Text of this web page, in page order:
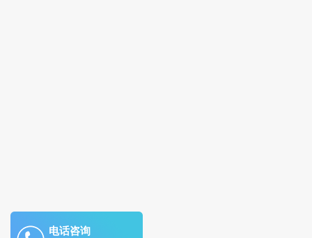
电话咨询